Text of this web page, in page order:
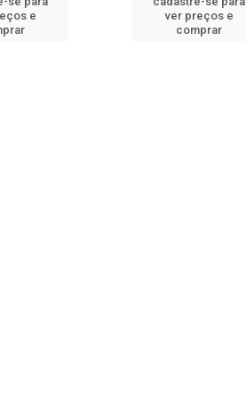
e
ver preços e
comprar